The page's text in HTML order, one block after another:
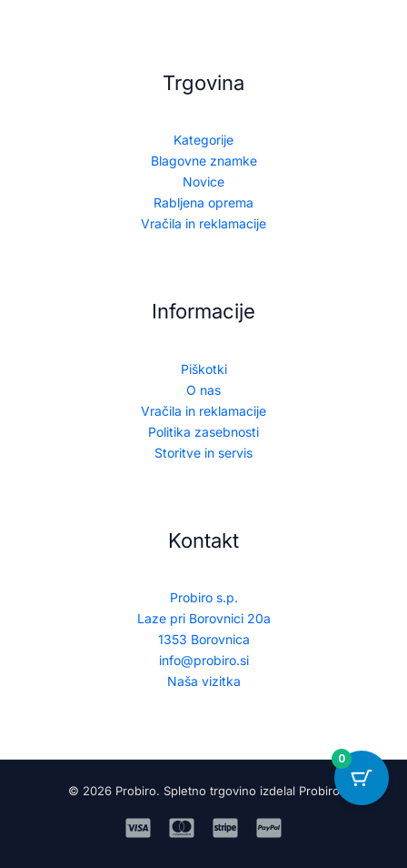
Trgovina
Kategorije
Blagovne znamke
Novice
Rabljena oprema
Vračila in reklamacije
Informacije
Piškotki
O nas
Vračila in reklamacije
Politika zasebnosti
Storitve in servis
Kontakt
Probiro s.p.
Laze pri Borovnici 20a
1353 Borovnica
info@probiro.si
Naša vizitka
© 2026 Probiro. Spletno trgovino izdelal Probiro
0